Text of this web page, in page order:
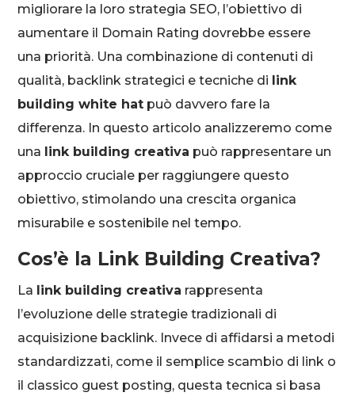
migliorare la loro strategia SEO, l’obiettivo di
aumentare il Domain Rating dovrebbe essere
una priorità. Una combinazione di contenuti di
qualità, backlink strategici e tecniche di link
building white hat può davvero fare la
differenza. In questo articolo analizzeremo come
una link building creativa può rappresentare un
approccio cruciale per raggiungere questo
obiettivo, stimolando una crescita organica
misurabile e sostenibile nel tempo.
Cos’è la Link Building Creativa?
La link building creativa rappresenta
l’evoluzione delle strategie tradizionali di
acquisizione backlink. Invece di affidarsi a metodi
standardizzati, come il semplice scambio di link o
il classico guest posting, questa tecnica si basa